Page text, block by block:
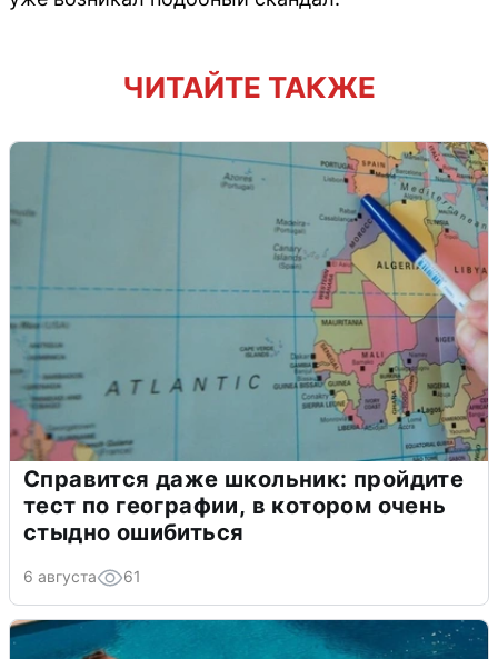
ЧИТАЙТЕ ТАКЖЕ
Справится даже школьник: пройдите
тест по географии, в котором очень
стыдно ошибиться
6 августа 61